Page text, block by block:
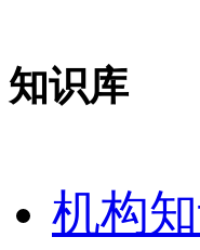
知识库
机构